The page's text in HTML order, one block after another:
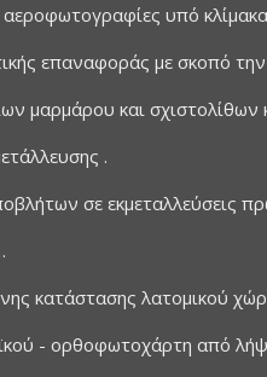
υπό
επαναφοράς με σκοπό
μαρμάρου και
.
σε εκμεταλλεύσεις
κατάστασης λατομικού
- ορθοφωτοχάρτη από